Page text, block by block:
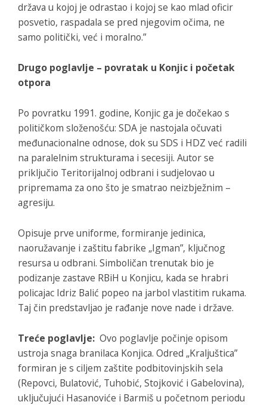
država u kojoj je odrastao i kojoj se kao mlad oficir
posvetio, raspadala se pred njegovim očima, ne
samo politički, već i moralno.”
Drugo poglavlje – povratak u Konjic i početak
otpora
Po povratku 1991. godine, Konjic ga je dočekao s
političkom složenošću: SDA je nastojala očuvati
međunacionalne odnose, dok su SDS i HDZ već radili
na paralelnim strukturama i secesiji. Autor se
priključio Teritorijalnoj odbrani i sudjelovao u
pripremama za ono što je smatrao neizbježnim –
agresiju.
Opisuje prve uniforme, formiranje jedinica,
naoružavanje i zaštitu fabrike „Igman”, ključnog
resursa u odbrani. Simboličan trenutak bio je
podizanje zastave RBiH u Konjicu, kada se hrabri
policajac Idriz Balić popeo na jarbol vlastitim rukama.
Taj čin predstavljao je rađanje nove nade i države.
Treće poglavlje: Ovo poglavlje počinje opisom
ustroja snaga branilaca Konjica. Odred „Kraljuštica”
formiran je s ciljem zaštite podbitovinjskih sela
(Repovci, Bulatović, Tuhobić, Stojković i Gabelovina),
uključujući Hasanoviće i Barmiš u početnom periodu